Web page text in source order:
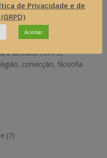
a liberdade de
afirma
público não será
atrelado nem se
convicção, filosofia
(7)
de Privacidade e de
Aceitar